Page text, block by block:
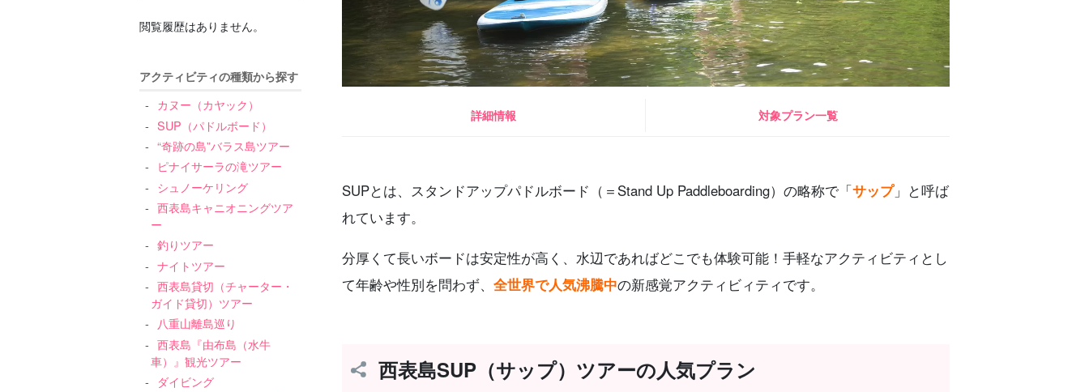
閲覧履歴はありません。
アクティビティの種類から探す
カヌー（カヤック）
SUP（パドルボード）
“奇跡の島”バラス島ツアー
ピナイサーラの滝ツアー
シュノーケリング
西表島キャニオニングツア
ー
釣りツアー
ナイトツアー
西表島貸切（チャーター・
ガイド貸切）ツアー
八重山離島巡り
西表島『由布島（水牛
車）』観光ツアー
ダイビング
詳細情報 対象プラン一覧
SUPとは、スタンドアップパドルボード（＝Stand Up Paddleboarding）の略称で「サップ」と呼ば
れています。
分厚くて長いボードは安定性が高く、水辺であればどこでも体験可能！手軽なアクティビティとし
て年齢や性別を問わず、 全世界で人気沸騰中の新感覚アクティビィティです。
西表島SUP（サップ）ツアーの人気プラン